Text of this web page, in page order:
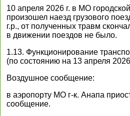
10 апреля 2026 г. в МО
произошел наезд грузового
г.р., от полученных травм
в движении поездов не было.
1.13. Функционирование
(по состоянию на 13 апреля 2026
Воздушное сообщение:
в аэропорту МО г-к. Анапа
сообщение.